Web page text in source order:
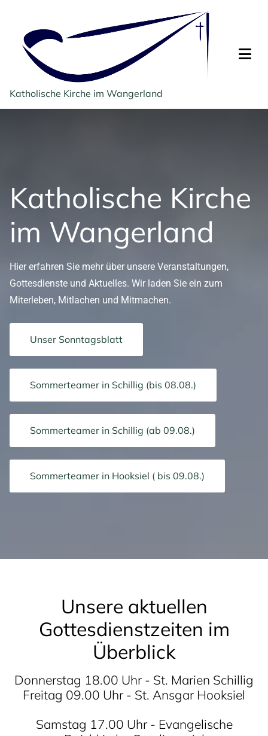
Katholische Kirche im Wangerland
Katholische Kirche
im Wangerland
Hier erfahren Sie mehr über unsere Veranstaltungen,
Gottesdienste und Aktuelles. Wir laden Sie ein zum
Miterleben, Mitlachen und Mitmachen.
Unser Sonntagsblatt
Sommerteamer in Schillig (bis 08.08.)
Sommerteamer in Schillig (ab 09.08.)
Sommerteamer in Hooksiel ( bis 09.08.)
Unsere aktuellen
Gottesdienstzeiten im
Überblick
Donnerstag 18.00 Uhr - St. Marien Schillig
Freitag 09.00 Uhr - St. Ansgar Hooksiel
Samstag 17.00 Uhr - Evangelische